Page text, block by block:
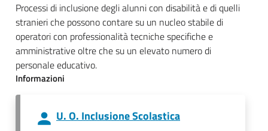
Processi di inclusione degli alunni con disabilità e di quelli
stranieri che possono contare su un nucleo stabile di
operatori con professionalità tecniche specifiche e
amministrative oltre che su un elevato numero di
personale educativo.
Informazioni
U. O. Inclusione Scolastica